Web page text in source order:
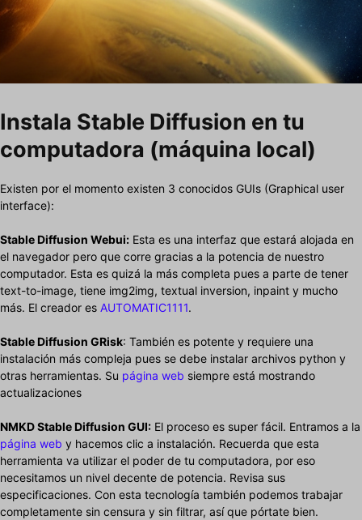
Instala Stable Diffusion en tu
computadora (máquina local)
Existen por el momento existen 3 conocidos GUIs (Graphical user
interface):
Stable Diffusion Webui: Esta es una interfaz que estará alojada en
el navegador pero que corre gracias a la potencia de nuestro
computador. Esta es quizá la más completa pues a parte de tener
text-to-image, tiene img2img, textual inversion, inpaint y mucho
más. El creador es AUTOMATIC1111.
Stable Diffusion GRisk: También es potente y requiere una
instalación más compleja pues se debe instalar archivos python y
otras herramientas. Su página web siempre está mostrando
actualizaciones
NMKD Stable Diffusion GUI: El proceso es super fácil. Entramos a la
página web y hacemos clic a instalación. Recuerda que esta
herramienta va utilizar el poder de tu computadora, por eso
necesitamos un nivel decente de potencia. Revisa sus
especificaciones. Con esta tecnología también podemos trabajar
completamente sin censura y sin filtrar, así que pórtate bien.